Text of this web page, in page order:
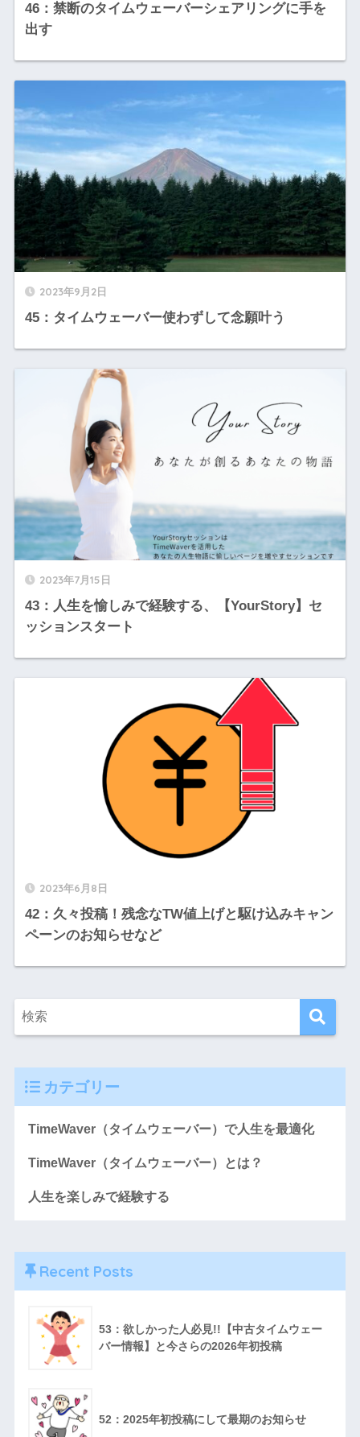
46：禁断のタイムウェーバーシェアリングに手を
出す
2023年9月2日
45：タイムウェーバー使わずして念願叶う
2023年7月15日
43：人生を愉しみで経験する、【YourStory】セ
ッションスタート
2023年6月8日
42：久々投稿！残念なTW値上げと駆け込みキャン
ペーンのお知らせなど
カテゴリー
TimeWaver（タイムウェーバー）で人生を最適化
TimeWaver（タイムウェーバー）とは？
人生を楽しみで経験する
Recent Posts
53：欲しかった人必見!!【中古タイムウェー
バー情報】と今さらの2026年初投稿
52：2025年初投稿にして最期のお知らせ